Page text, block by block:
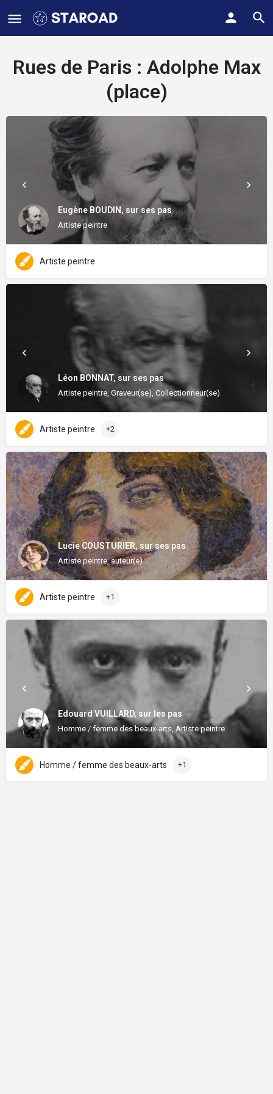
Rues de Paris : Adolphe Max
(place)
Eugène BOUDIN, sur ses pas
Artiste peintre
Artiste peintre
Léon BONNAT, sur ses pas
Artiste peintre, Graveur(se), Collectionneur(se)
Artiste peintre +2
Lucie COUSTURIER, sur ses pas
Artiste peintre, auteur(e)
Artiste peintre +1
Edouard VUILLARD, sur les pas
Homme / femme des beaux-arts, Artiste peintre
Homme / femme des beaux-arts +1